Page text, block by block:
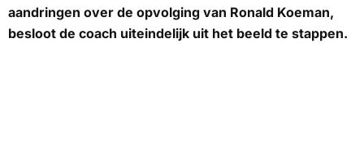
aandringen over de opvolging van Ronald Koeman,
besloot de coach uiteindelijk uit het beeld te stappen.